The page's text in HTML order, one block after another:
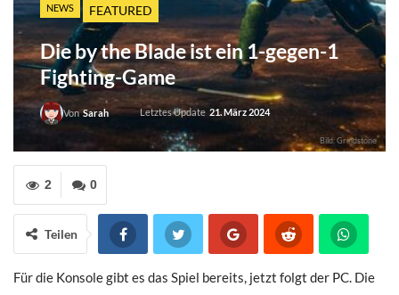
NEWS FEATURED
Die by the Blade ist ein 1-gegen-1
Fighting-Game
VonSarah Letztes Update 21. März 2024
Bild: Grindstone
0
2
Teilen
Für die Konsole gibt es das Spiel bereits, jetzt folgt der PC. Die